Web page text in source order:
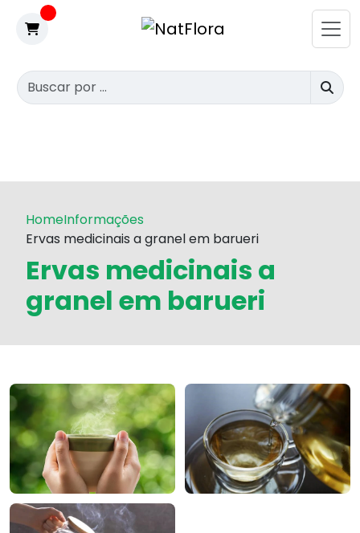
HomeInformações
Ervas medicinais a granel em barueri
Ervas medicinais a
granel em barueri